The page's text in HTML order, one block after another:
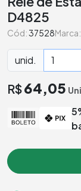
D4825
Cód:37528Marca:
unid.
R$64,05